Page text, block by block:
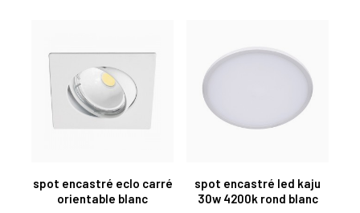
spot encastré eclo carré
orientable blanc
spot encastré led kaju
30w 4200k rond blanc